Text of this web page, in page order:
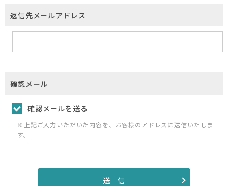
返信先メールアドレス
確認メール
確認メールを送る
※上記ご入力いただいた内容を、お客様のアドレスに送信いたしま
す。
送 信